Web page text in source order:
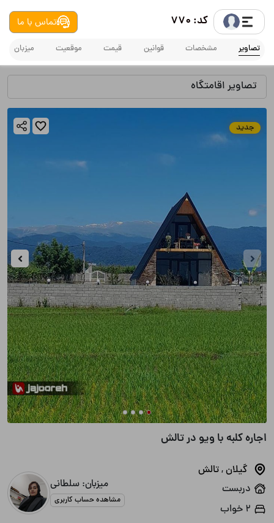
کد: 770 تماس با ما
تصاویر مشخصات قوانین قیمت موقعیت میزبان
جدید
تصاویر اقامتگاه
اجاره کلبه با ویو در تالش
گیلان,تالش
دربست
2 خواب
میزبان: سلطانی
مشاهده حساب کاربری